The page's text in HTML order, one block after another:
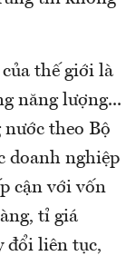
thế giới là
năng lượng...
theo Bộ
doanh nghiệp
cận với vốn
tỉ giá
đổi liên tục,